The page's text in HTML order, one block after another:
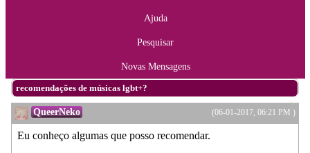
Ajuda
Pesquisar
Novas Mensagens
recomendações de músicas lgbt+?
(06-01-2017, 06:21 PM )
QueerNeko
Eu conheço algumas que posso recomendar.